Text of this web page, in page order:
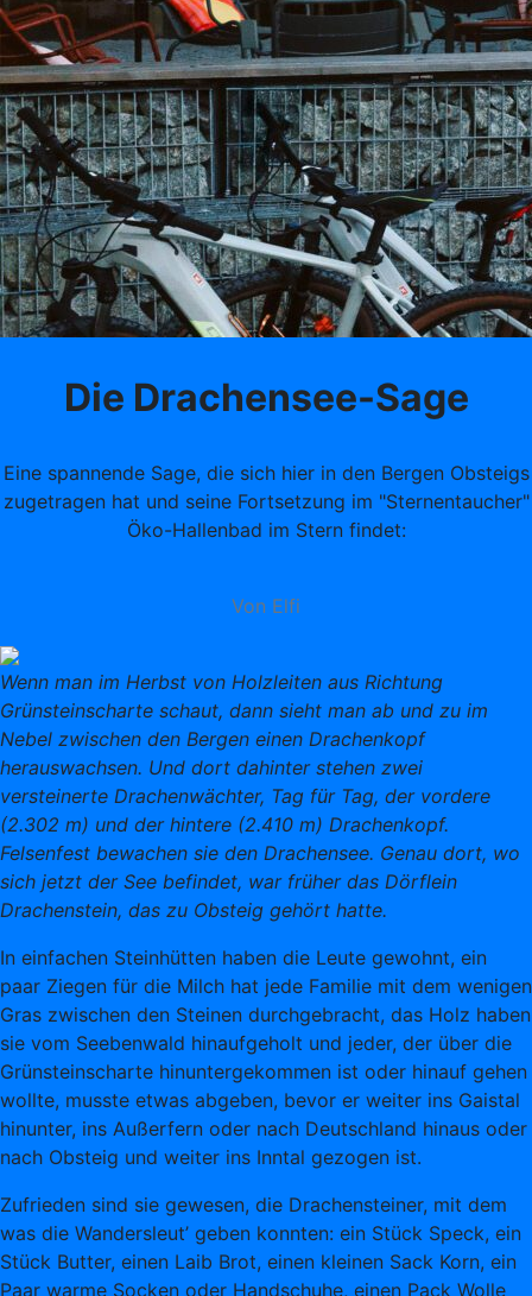
Die Drachensee-Sage
Eine spannende Sage, die sich hier in den Bergen Obsteigs
zugetragen hat und seine Fortsetzung im "Sternentaucher"
Öko-Hallenbad im Stern findet:
Von Elfi
Wenn man im Herbst von Holzleiten aus Richtung
Grünsteinscharte schaut, dann sieht man ab und zu im
Nebel zwischen den Bergen einen Drachenkopf
herauswachsen. Und dort dahinter stehen zwei
versteinerte Drachenwächter, Tag für Tag, der vordere
(2.302 m) und der hintere (2.410 m) Drachenkopf.
Felsenfest bewachen sie den Drachensee. Genau dort, wo
sich jetzt der See befindet, war früher das Dörflein
Drachenstein, das zu Obsteig gehört hatte.
In einfachen Steinhütten haben die Leute gewohnt, ein
paar Ziegen für die Milch hat jede Familie mit dem wenigen
Gras zwischen den Steinen durchgebracht, das Holz haben
sie vom Seebenwald hinaufgeholt und jeder, der über die
Grünsteinscharte hinuntergekommen ist oder hinauf gehen
wollte, musste etwas abgeben, bevor er weiter ins Gaistal
hinunter, ins Außerfern oder nach Deutschland hinaus oder
nach Obsteig und weiter ins Inntal gezogen ist.
Zufrieden sind sie gewesen, die Drachensteiner, mit dem
was die Wandersleut’ geben konnten: ein Stück Speck, ein
Stück Butter, einen Laib Brot, einen kleinen Sack Korn, ein
Paar warme Socken oder Handschuhe, einen Pack Wolle